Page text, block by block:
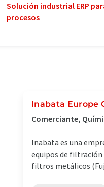
Solución industrial ERP
procesos
Inabata Europe
Comerciante,
Inabata es una
equipos de
filtros metálicos